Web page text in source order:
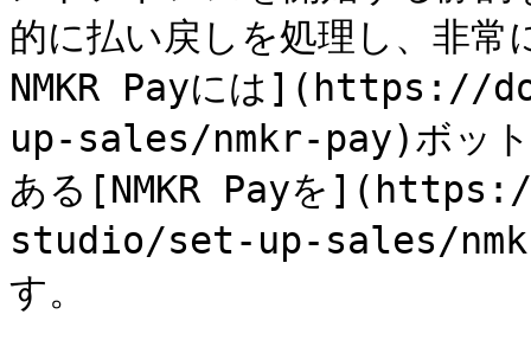
的に払い戻しを処理し、非
NMKR Payには
up-sales/nmkr-pay)ボット
ある[NMKR Payを
studio/set-up-sales/nmkr-
す。